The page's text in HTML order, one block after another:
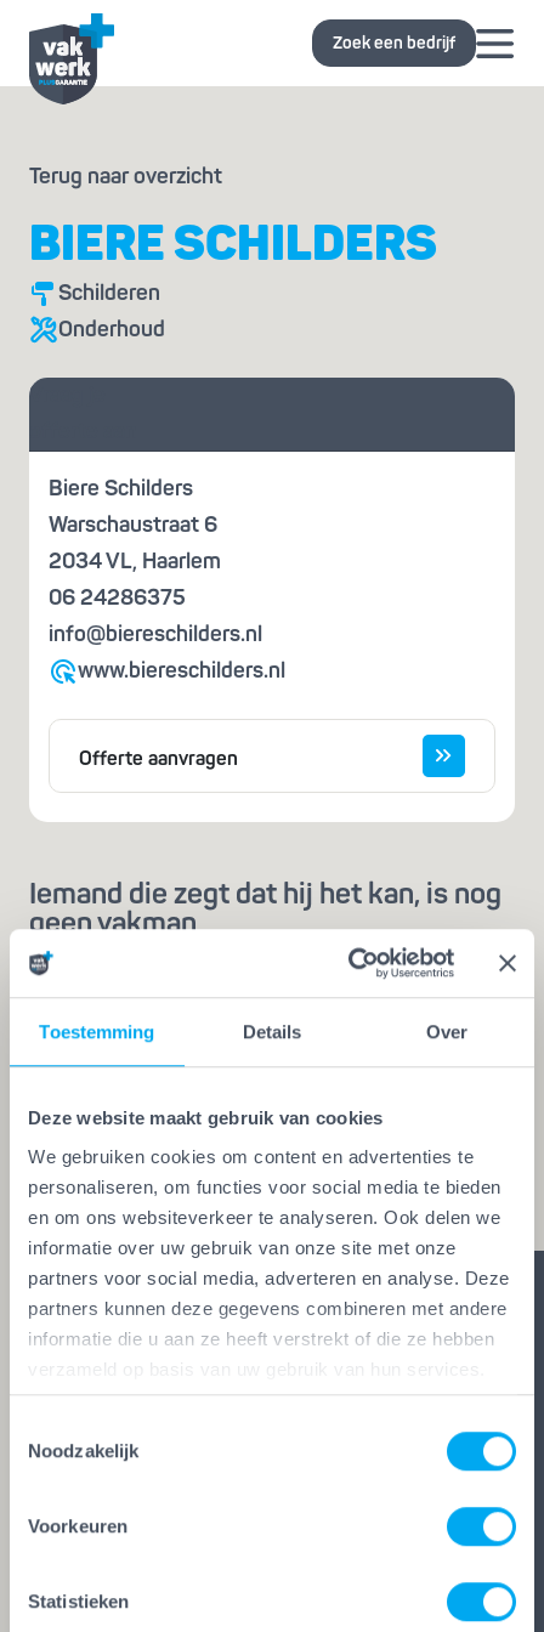
Toestemming Details Over
Deze website maakt gebruik van cookies
We gebruiken cookies om content en advertenties te
personaliseren, om functies voor social media te bieden
en om ons websiteverkeer te analyseren. Ook delen we
informatie over uw gebruik van onze site met onze
partners voor social media, adverteren en analyse. Deze
partners kunnen deze gegevens combineren met andere
informatie die u aan ze heeft verstrekt of die ze hebben
verzameld op basis van uw gebruik van hun services.
Noodzakelijk
Voorkeuren
Statistieken
Zoek een bedrijf
Terug naar overzicht
BIERE SCHILDERS
Schilderen
Onderhoud
Vraag je
Biere Schilders
Warschaustraat 6
2034 VL, Haarlem
06 24286375
info@biereschilders.nl
www.biereschilders.nl
Offerte aanvragen
Iemand die zegt dat hij het kan, is nog
geen vakman
Een echte vakman of -vrouw herken je aan de
Vakwerk Plusgarantie. Dit is hét
kwaliteitskeurmerk voor schilders, behangers,
glaszetters en onderhoudsbedrijven. Alleen wie
aan de strengste kwaliteitseisen voldoet, mag het
keurmerk voeren. Zo ben je zeker van vakwerk,
duidelijke afspraken en zes glasheldere garanties.